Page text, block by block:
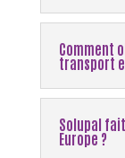
Comment
transport
Solupal
Europe ?